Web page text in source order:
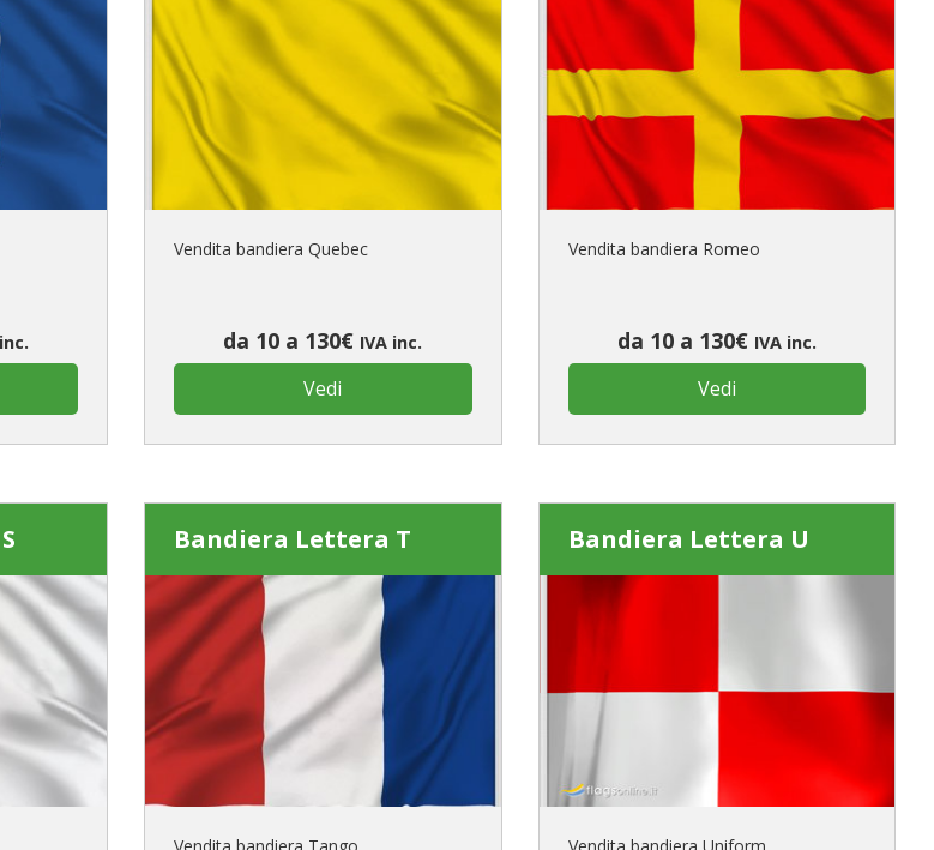
Vendita bandiera Quebec
da 10 a 130€ IVA inc.
Vedi
Vendita bandiera Romeo
da 10 a 130€ IVA inc.
Vedi
Bandiera Lettera T
Vendita bandiera Tango
Bandiera Lettera U
Vendita bandiera Uniform